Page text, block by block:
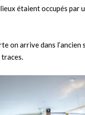
étaient occupés par
on arrive dans
traces.